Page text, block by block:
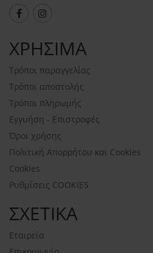
ΧΡΗΣΙΜΑ
Τρόποι παραγγελίας
Τρόποι αποστολής
Τρόποι πληρωμής
Εγγυήση - Επιστροφές
Όροι χρήσης
Πολιτική Απορρήτου και Cookies
Cookies
Ρυθμίσεις COOKIES
ΣΧΕΤΙΚΑ
Εταιρεία